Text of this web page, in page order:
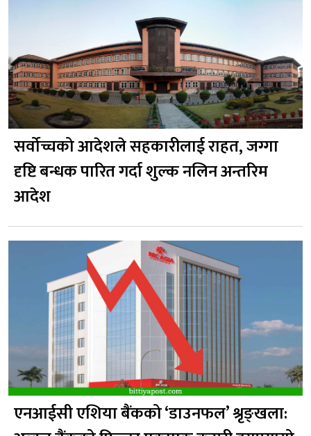
सर्वोच्चको आदेशले सहकारीलाई राहत, जग्गा
दृष्टि बन्धक पारित गर्दा शुल्क नलिन अन्तरिम
आदेश
एनआईसी एशिया बैंकको ‘डाउनफल’ श्रृङ्खला: